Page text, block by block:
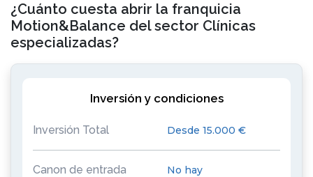
¿Cuánto cuesta abrir la franquicia
Motion&Balance del sector Clínicas
especializadas?
Inversión y condiciones
Inversión Total Desde 15.000 €
Canon de entrada No hay